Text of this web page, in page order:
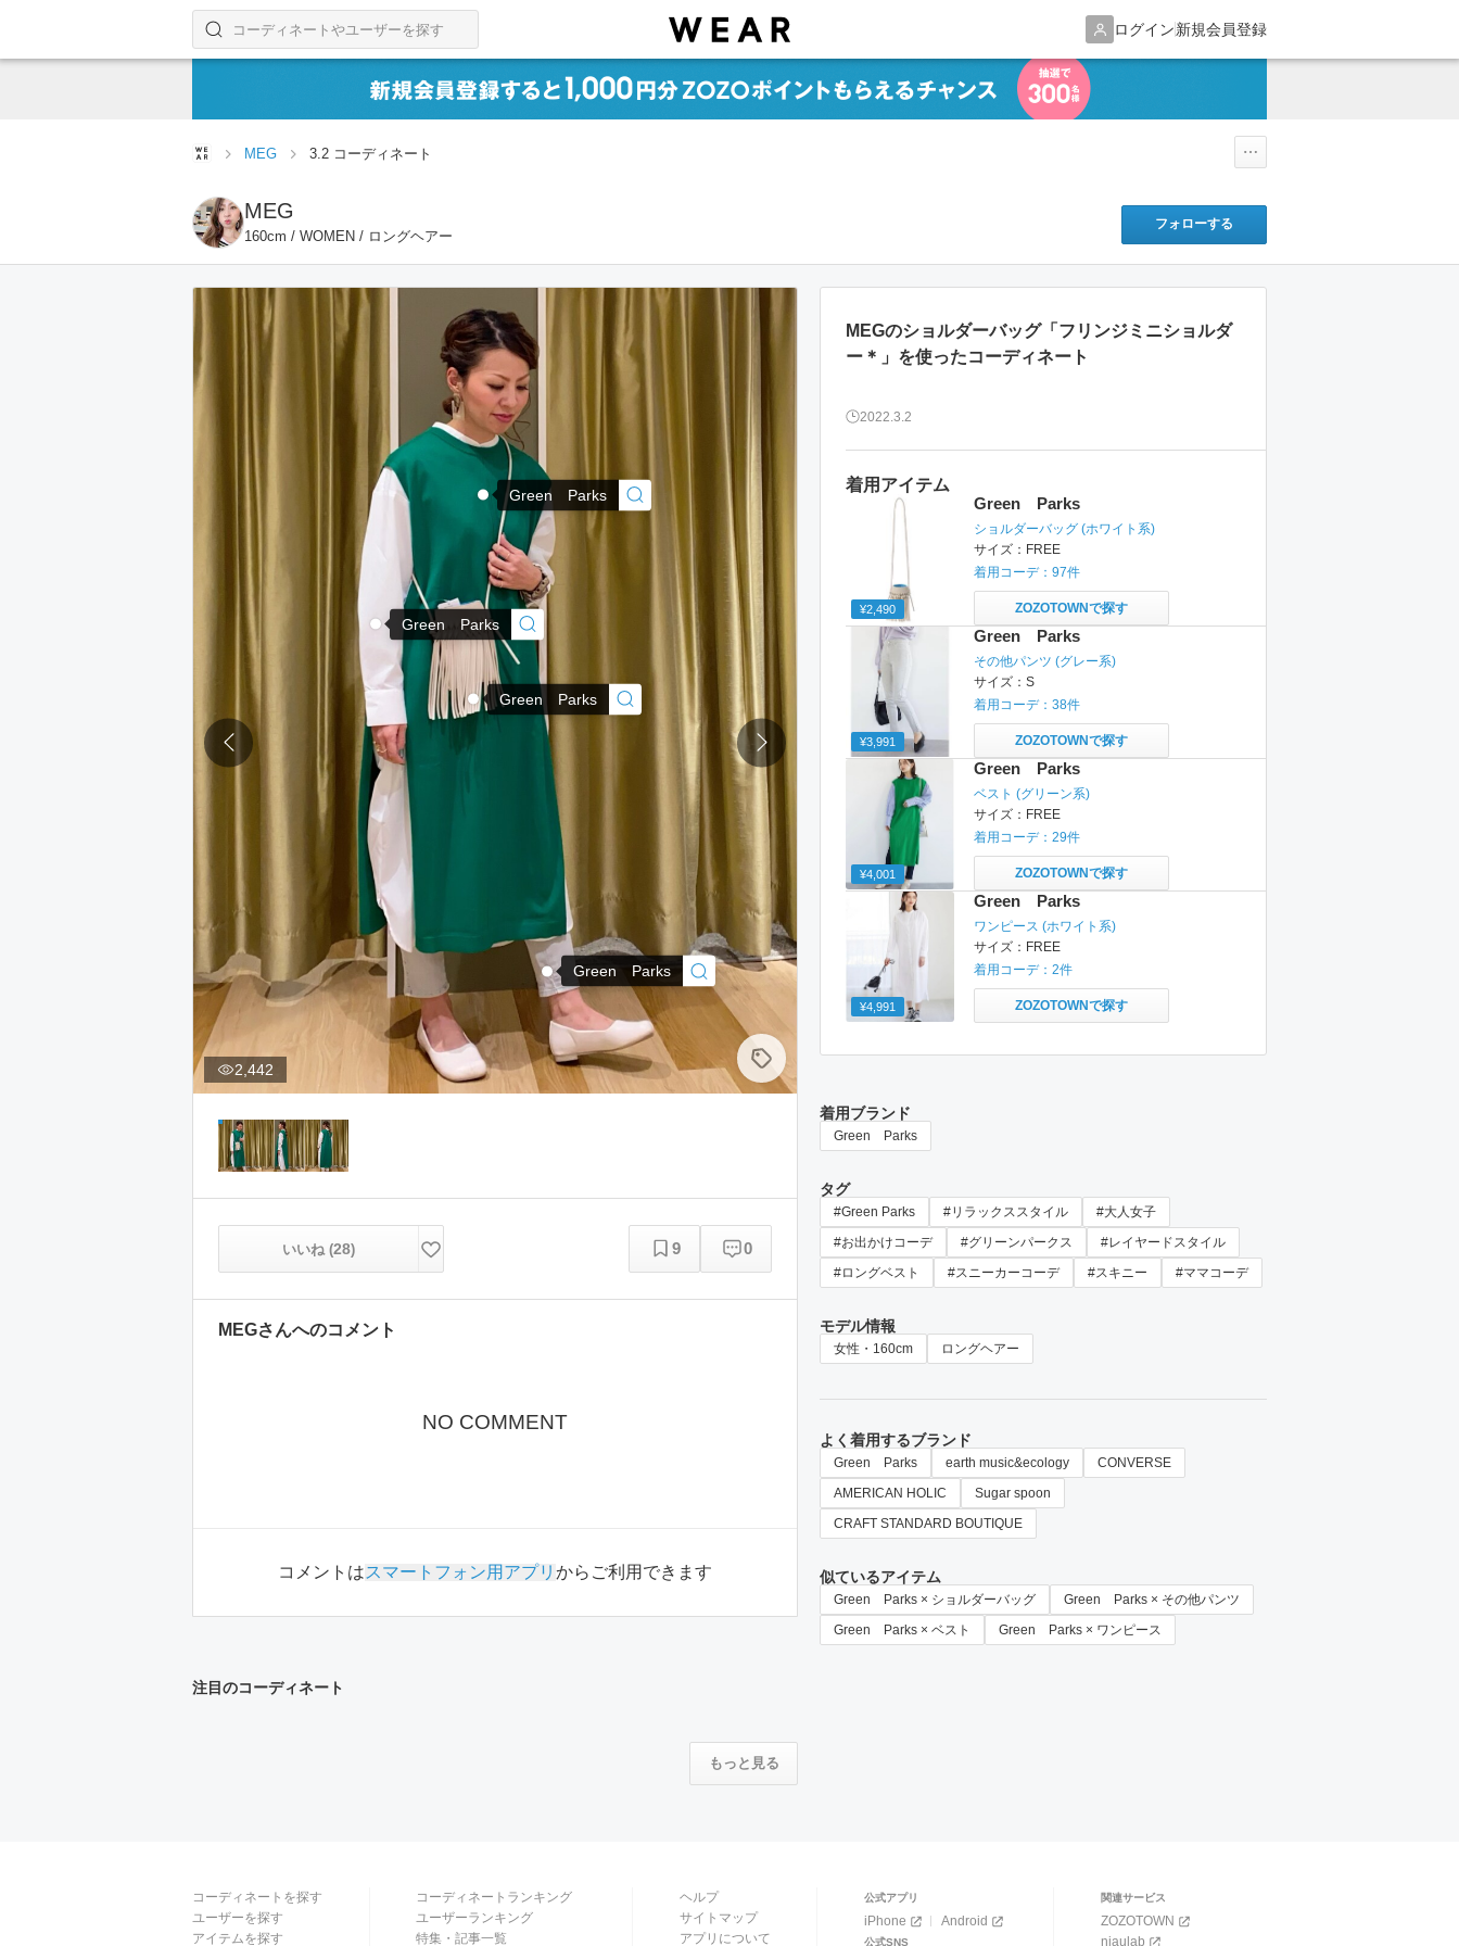
ログイン新規会員登録
コーディネートやユーザーを探す
検索する
MEG 3.2 コーディネート
MEG
160cm / WOMEN / ロングヘアー
フォローする
Green Parks
Green Parks
Green Parks
Green Parks
2,442
いいね (28) 9 0
MEGさんへのコメント
NO COMMENT
コメントはスマートフォン用アプリ からご利用できます
着用アイテム
¥2,490
Green Parks
ショルダーバッグ (ホワイト系)
サイズ： FREE
着用コーデ： 97件
ZOZOTOWNで探す
¥3,991
Green Parks
その他パンツ (グレー系)
サイズ： S
着用コーデ： 38件
ZOZOTOWNで探す
¥4,001
Green Parks
ベスト (グリーン系)
サイズ： FREE
着用コーデ： 29件
ZOZOTOWNで探す
¥4,991
Green Parks
ワンピース (ホワイト系)
サイズ： FREE
着用コーデ： 2件
ZOZOTOWNで探す
MEGのショルダーバッグ「フリンジミニショルダ
ー＊」を使ったコーディネート
2022.3.2
着用ブランド
Green Parks
タグ
#Green Parks #リラックススタイル
#大人女子
#お出かけコーデ
#グリーンパークス
#レイヤードスタイル
#ロングベスト
#スニーカーコーデ #スキニー #ママコーデ
モデル情報
女性・160cm ロングヘアー
よく着用するブランド
Green Parks earth music&ecology
CONVERSE
AMERICAN HOLIC
Sugar spoon
CRAFT STANDARD BOUTIQUE
似ているアイテム
Green Parks × ショルダーバッグ
Green Parks × その他パンツ
Green Parks × ベスト
Green Parks × ワンピース
注目のコーディネート
もっと見る
コーディネートを探す
ユーザーを探す
アイテムを探す
コーディネートランキング
ユーザーランキング
特集・記事一覧
ヘルプ
サイトマップ
アプリについて
公式アプリ
iPhone Android
公式SNS
関連サービス
ZOZOTOWN
niaulab